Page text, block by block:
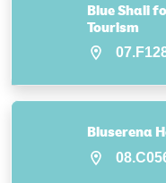
Blue Shali
Tourism
Bluserena